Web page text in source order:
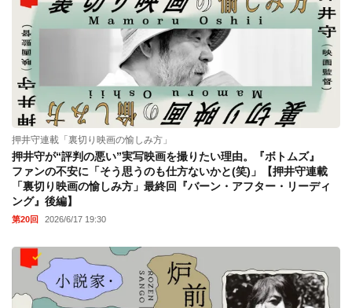
押井守連載「裏切り映画の愉しみ方」
押井守が“評判の悪い”実写映画を撮りたい理由。『ボトムズ』
ファンの不安に「そう思うのも仕方ないかと(笑)」【押井守連載
「裏切り映画の愉しみ方」最終回『バーン・アフター・リーディ
ング』後編】
第20回 2026/6/17 19:30